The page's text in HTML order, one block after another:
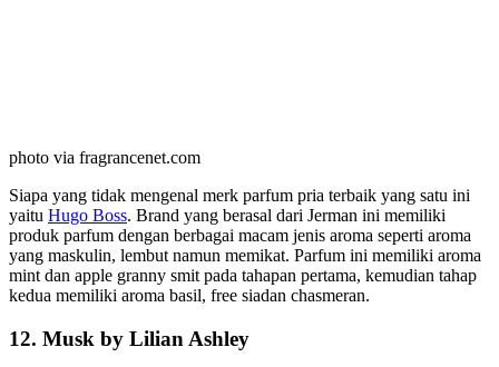
photo via fragrancenet.com
Siapa yang tidak mengenal merk parfum pria terbaik yang satu ini
yaitu Hugo Boss. Brand yang berasal dari Jerman ini memiliki
produk parfum dengan berbagai macam jenis aroma seperti aroma
yang maskulin, lembut namun memikat. Parfum ini memiliki aroma
mint dan apple granny smit pada tahapan pertama, kemudian tahap
kedua memiliki aroma basil, free siadan chasmeran.
12. Musk by Lilian Ashley